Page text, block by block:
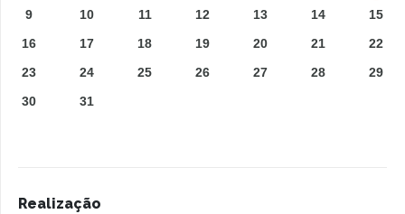
9
10 11 12 13 14
15
16
17 18 19 20 21
22
23
24 25 26 27 28
29
30
31
Realização